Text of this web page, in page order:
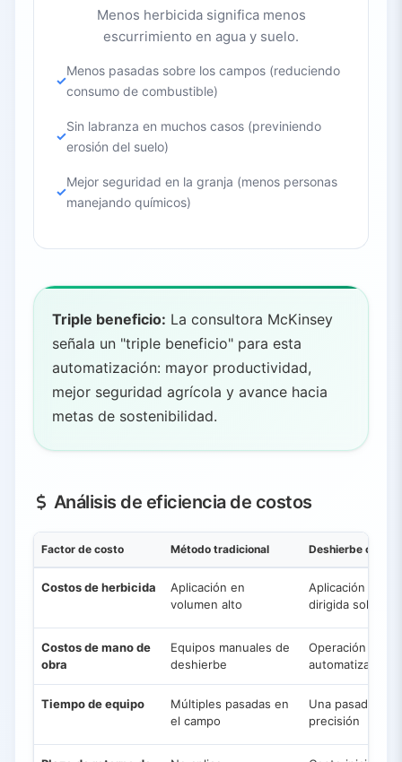
Menos herbicida significa menos
escurrimiento en agua y suelo.
Menos pasadas sobre los campos (reduciendo
consumo de combustible)
Sin labranza en muchos casos (previniendo
erosión del suelo)
Mejor seguridad en la granja (menos personas
manejando químicos)
Triple beneficio: La consultora McKinsey
señala un "triple beneficio" para esta
automatización: mayor productividad,
mejor seguridad agrícola y avance hacia
metas de sostenibilidad.
Análisis de eficiencia de costos
Factor de costo Método tradicional Deshierbe con IA
Costos de herbicida
Aplicación en
volumen alto
Aplicación
dirigida solo
Costos de mano de
obra
Equipos manuales de
deshierbe
Operación
automatizada
Tiempo de equipo
Múltiples pasadas en
el campo
Una pasada de
precisión